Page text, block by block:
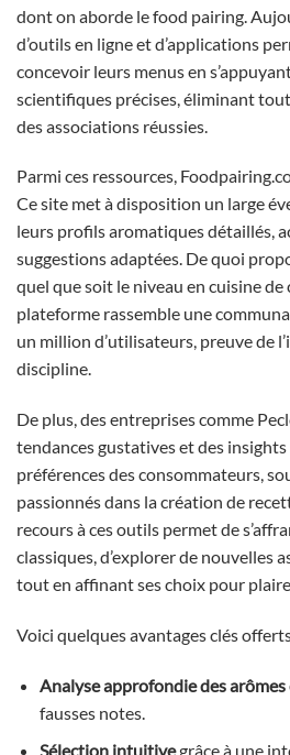
dont on aborde le food pairing.
d’outils en ligne et d’applications
concevoir leurs menus en
scientifiques précises, éliminant
des associations réussies.
Parmi ces ressources,
Ce site met à disposition un large
leurs profils aromatiques détaillés,
suggestions adaptées. De quoi
quel que soit le niveau en cuisine de
plateforme rassemble une
un million d’utilisateurs, preuve de
discipline.
De plus, des entreprises comme
tendances gustatives et des
préférences des consommateurs,
passionnés dans la création de
recours à ces outils permet de
classiques, d’explorer de nouvelles
tout en affinant ses choix pour
Voici quelques avantages clés
Analyse approfondie des arômes
fausses notes.
Sélection intuitivegrâce à une